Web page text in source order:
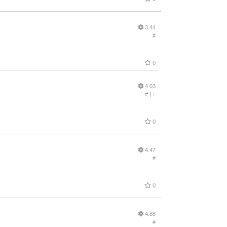
3.44
#
0
4.03
#| ↑
0
4.47
#
0
4.88
#